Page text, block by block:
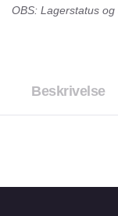
OBS: Lagerstatus
Beskrivelse